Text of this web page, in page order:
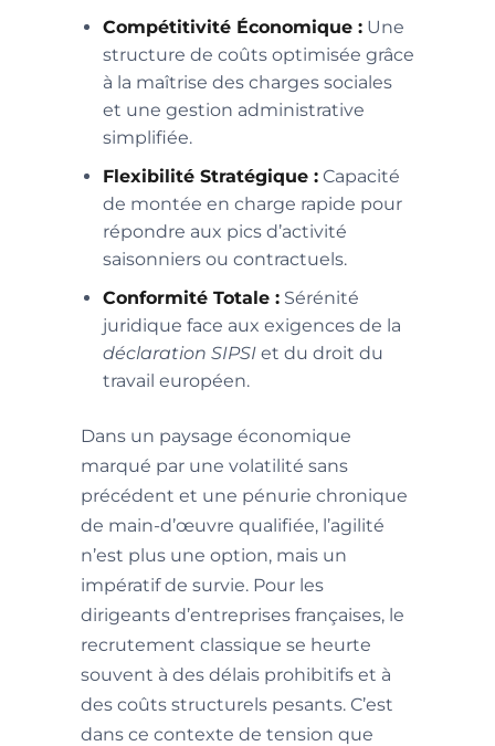
Compétitivité Économique : Une
structure de coûts optimisée grâce
à la maîtrise des charges sociales
et une gestion administrative
simplifiée.
Flexibilité Stratégique : Capacité
de montée en charge rapide pour
répondre aux pics d’activité
saisonniers ou contractuels.
Conformité Totale : Sérénité
juridique face aux exigences de la
déclaration SIPSI et du droit du
travail européen.
Dans un paysage économique
marqué par une volatilité sans
précédent et une pénurie chronique
de main-d’œuvre qualifiée, l’agilité
n’est plus une option, mais un
impératif de survie. Pour les
dirigeants d’entreprises françaises, le
recrutement classique se heurte
souvent à des délais prohibitifs et à
des coûts structurels pesants. C’est
dans ce contexte de tension que